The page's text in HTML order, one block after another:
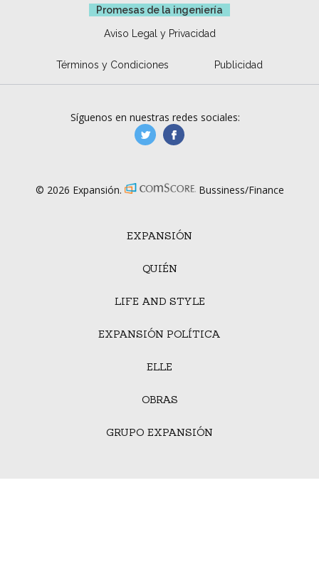
Promesas de la ingeniería
Aviso Legal y Privacidad
Términos y Condiciones Publicidad
EXPANSIÓN
QUIÉN
LIFE AND STYLE
EXPANSIÓN POLÍTICA
ELLE
OBRAS
GRUPO EXPANSIÓN
Síguenos en nuestras redes sociales:
manufacturaGE
© 2026 Expansión. Bussiness/Finance